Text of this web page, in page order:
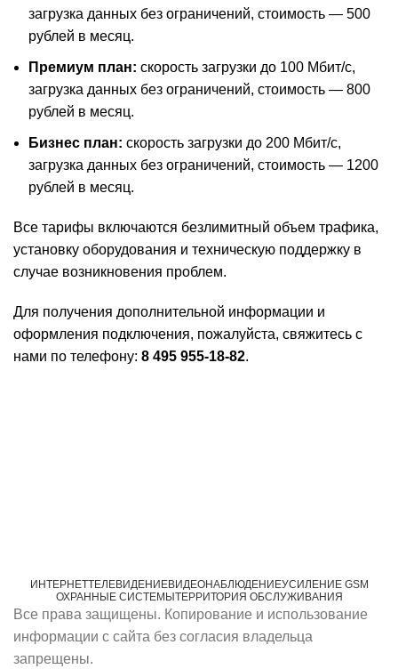
загрузка данных без ограничений, стоимость — 500
рублей в месяц.
Премиум план: скорость загрузки до 100 Мбит/с,
загрузка данных без ограничений, стоимость — 800
рублей в месяц.
Бизнес план: скорость загрузки до 200 Мбит/с,
загрузка данных без ограничений, стоимость — 1200
рублей в месяц.
Все тарифы включаются безлимитный объем трафика,
установку оборудования и техническую поддержку в
случае возникновения проблем.
Для получения дополнительной информации и
оформления подключения, пожалуйста, свяжитесь с
нами по телефону: 8 495 955-18-82.
ИНТЕРНЕТТЕЛЕВИДЕНИЕВИДЕОНАБЛЮДЕНИЕУСИЛЕНИЕ GSM
ОХРАННЫЕ СИСТЕМЫТЕРРИТОРИЯ ОБСЛУЖИВАНИЯ
Все права защищены. Копирование и использование
информации с сайта без согласия владельца
запрещены.